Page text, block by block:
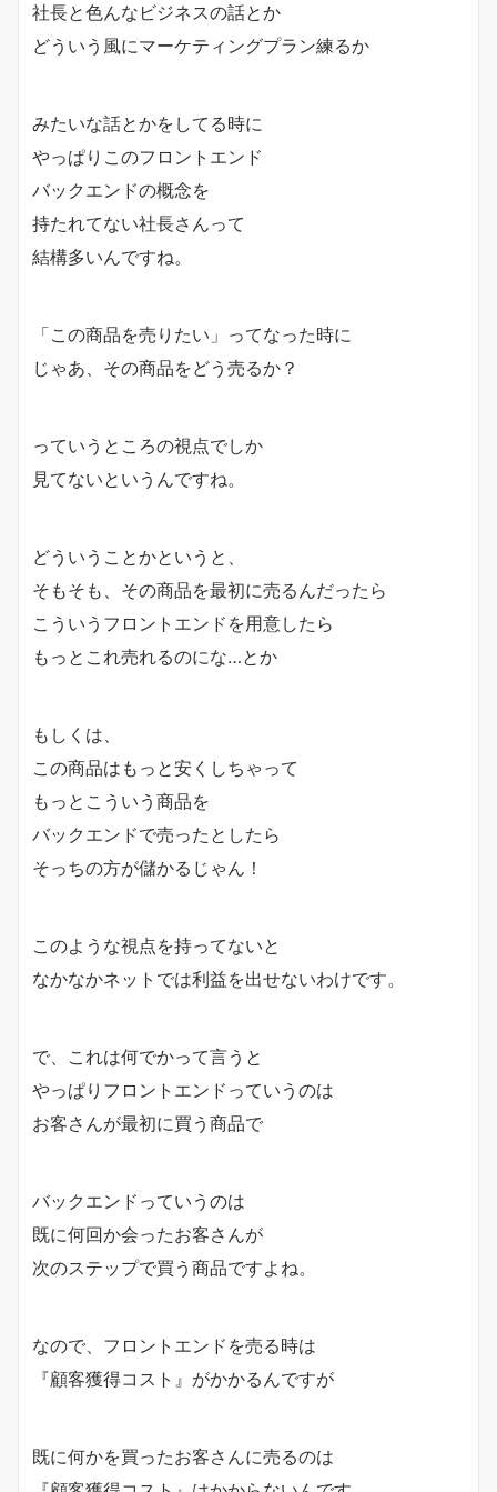
社長と色んなビジネスの話とか
どういう風にマーケティングプラン練るか
みたいな話とかをしてる時に
やっぱりこのフロントエンド
バックエンドの概念を
持たれてない社長さんって
結構多いんですね。
「この商品を売りたい」ってなった時に
じゃあ、その商品をどう売るか？
っていうところの視点でしか
見てないというんですね。
どういうことかというと、
そもそも、その商品を最初に売るんだったら
こういうフロントエンドを用意したら
もっとこれ売れるのにな…とか
もしくは、
この商品はもっと安くしちゃって
もっとこういう商品を
バックエンドで売ったとしたら
そっちの方が儲かるじゃん！
このような視点を持ってないと
なかなかネットでは利益を出せないわけです。
で、これは何でかって言うと
やっぱりフロントエンドっていうのは
お客さんが最初に買う商品で
バックエンドっていうのは
既に何回か会ったお客さんが
次のステップで買う商品ですよね。
なので、フロントエンドを売る時は
『顧客獲得コスト』がかかるんですが
既に何かを買ったお客さんに売るのは